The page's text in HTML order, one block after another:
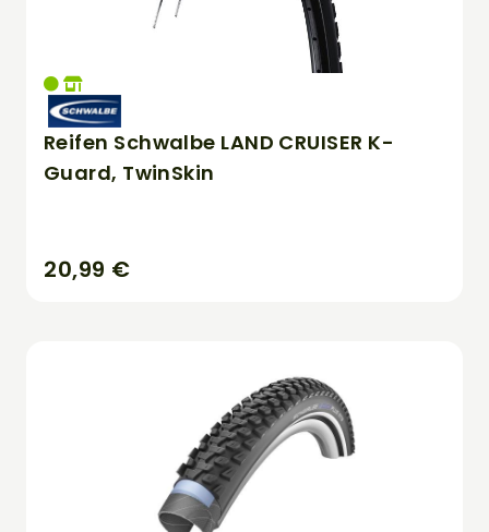
Reifen Schwalbe LAND CRUISER K-
Guard, TwinSkin
20,99 €